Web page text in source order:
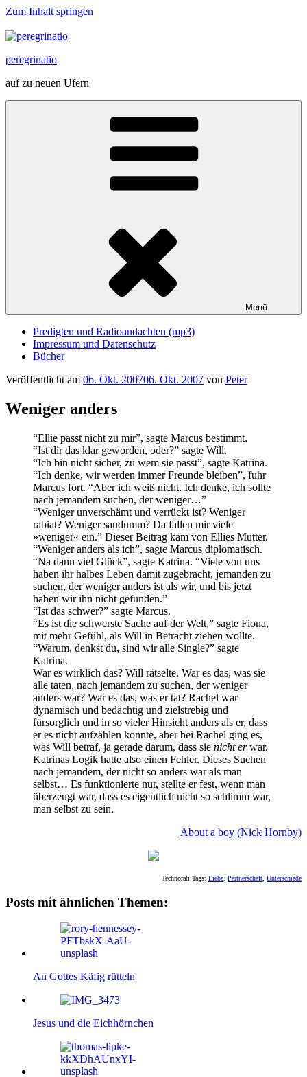
Zum Inhalt springen
peregrinatio
auf zu neuen Ufern
Menü
Predigten und Radioandachten (mp3)
Impressum und Datenschutz
Bücher
Veröffentlicht am 06. Okt. 200706. Okt. 2007 von Peter
Weniger anders
“Ellie passt nicht zu mir”, sagte Marcus bestimmt.
“Ist dir das klar geworden, oder?” sagte Will.
“Ich bin nicht sicher, zu wem sie passt”, sagte Katrina.
“Ich denke, wir werden immer Freunde bleiben”, fuhr
Marcus fort. “Aber ich weiß nicht. Ich denke, ich sollte
nach jemandem suchen, der weniger…”
“Weniger unverschämt und verrückt ist? Weniger
rabiat? Weniger saudumm? Da fallen mir viele
»weniger« ein.” Dieser Beitrag kam von Ellies Mutter.
“Weniger anders als ich”, sagte Marcus diplomatisch.
“Na dann viel Glück”, sagte Katrina. “Viele von uns
haben ihr halbes Leben damit zugebracht, jemanden zu
suchen, der weniger anders ist als wir, und bis jetzt
haben wir ihn nicht gefunden.”
“Ist das schwer?” sagte Marcus.
“Es ist die schwerste Sache auf der Welt,” sagte Fiona,
mit mehr Gefühl, als Will in Betracht ziehen wollte.
“Warum, denkst du, sind wir alle Single?” sagte
Katrina.
War es wirklich das? Will rätselte. War es das, was sie
alle taten, nach jemandem zu suchen, der weniger
anders war? War es das, was er tat? Rachel war
dynamisch und bedächtig und zielstrebig und
fürsorglich und in so vieler Hinsicht anders als er, dass
er es nicht aufzählen konnte, aber bei Rachel ging es,
was Will betraf, ja gerade darum, dass sie nicht erwar.
Katrinas Logik hatte also einen Fehler. Dieses Suchen
nach jemandem, der nicht so anders war als man
selbst… Es funktionierte nur, stellte er fest, wenn man
überzeugt war, dass es eigentlich nicht so schlimm war,
man selbst zu sein.
About a boy (Nick Hornby)
Technorati Tags: Liebe Partnerschaft Unterschiede
Posts mit ähnlichen Themen:
An Gottes Käfig rütteln
Jesus und die Eichhörnchen